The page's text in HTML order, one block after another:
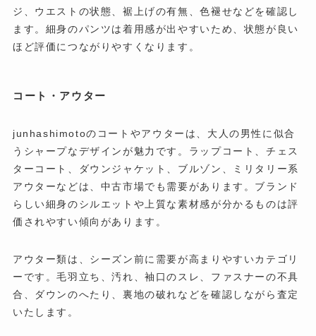
ジ、ウエストの状態、裾上げの有無、色褪せなどを確認し
ます。細身のパンツは着用感が出やすいため、状態が良い
ほど評価につながりやすくなります。
コート・アウター
junhashimotoのコートやアウターは、大人の男性に似合
うシャープなデザインが魅力です。ラップコート、チェス
ターコート、ダウンジャケット、ブルゾン、ミリタリー系
アウターなどは、中古市場でも需要があります。ブランド
らしい細身のシルエットや上質な素材感が分かるものは評
価されやすい傾向があります。
アウター類は、シーズン前に需要が高まりやすいカテゴリ
ーです。毛羽立ち、汚れ、袖口のスレ、ファスナーの不具
合、ダウンのへたり、裏地の破れなどを確認しながら査定
いたします。